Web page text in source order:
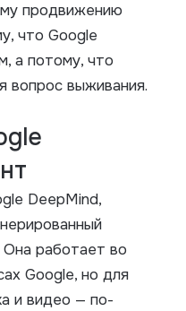
продвижению
что Google
а потому, что
вопрос выживания.
DeepMind,
работает во
Google, но для
и видео — по-